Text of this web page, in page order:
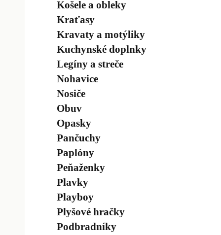
Košele a obleky
Kraťasy
Kravaty a motýliky
Kuchynské doplnky
Legíny a streče
Nohavice
Nosiče
Obuv
Opasky
Pančuchy
Paplóny
Peňaženky
Plavky
Playboy
Plyšové hračky
Podbradníky